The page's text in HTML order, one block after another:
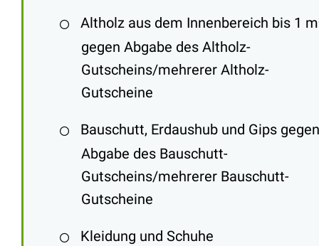
Altholz aus dem Innenbereich bis 1
gegen Abgabe des Altholz-
Gutscheins/mehrerer Altholz-
Gutscheine
Bauschutt, Erdaushub und Gips gegen
Abgabe des Bauschutt-
Gutscheins/mehrerer Bauschutt-
Gutscheine
Kleidung und Schuhe